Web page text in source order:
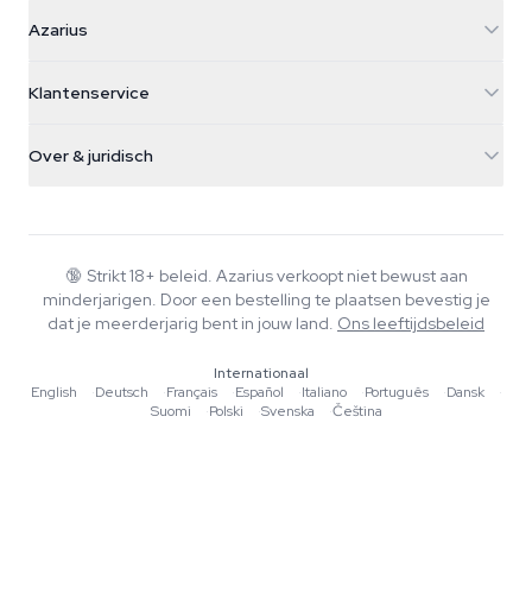
Galvaniweg 11
Nederland
+31(0)204897914
Azarius
Smokeshop
Klantenservice
Veelgestelde vragen
Privacybeleid
Over & juridisch
Wiki
Muziek
Redactionele normen
Tools & Calculators
🔞 Strikt 18+ beleid. Azarius verkoopt niet bewust aan
minderjarigen. Door een bestelling te plaatsen bevestig je
dat je meerderjarig bent in jouw land. Ons leeftijdsbeleid
Internationaal
English
·Deutsch ·Français ·Español ·Italiano ·Português ·Dansk
·
Suomi
·Polski ·Svenska ·Čeština